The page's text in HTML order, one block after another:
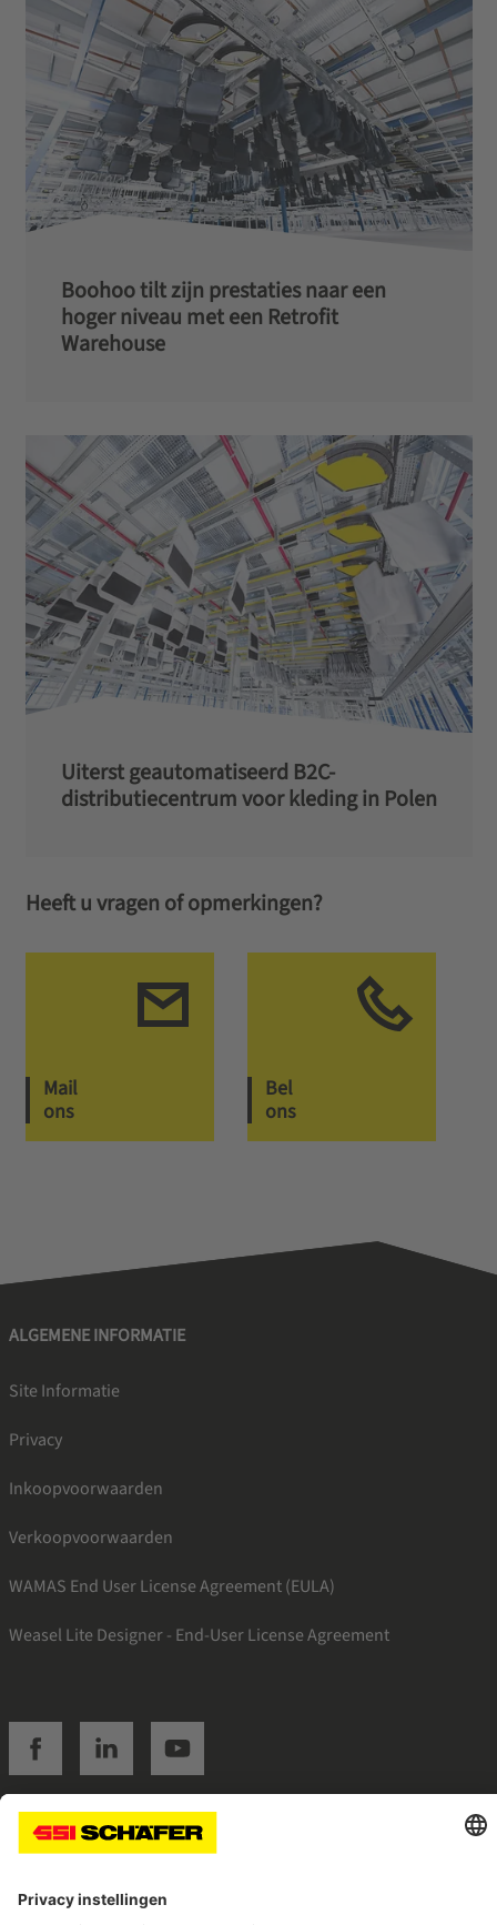
Boohoo tilt zijn prestaties naar een
hoger niveau met een Retrofit
Warehouse
Uiterst geautomatiseerd B2C-
distributiecentrum voor kleding in Polen
Heeft u vragen of opmerkingen?
Mail
ons
Bel
ons
ALGEMENE INFORMATIE
Site Informatie
Privacy
Inkoopvoorwaarden
Verkoopvoorwaarden
WAMAS End User License Agreement (EULA)
Weasel Lite Designer - End-User License Agreement
SSI facebookSSI linkedinSSI youtube